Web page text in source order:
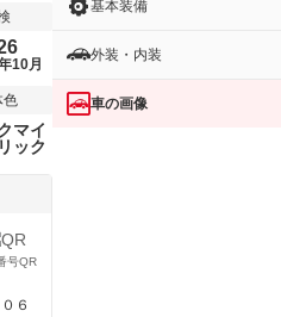
10月
色
マイ
ック
号QR
６
基本装備
外装・内装
車の画像